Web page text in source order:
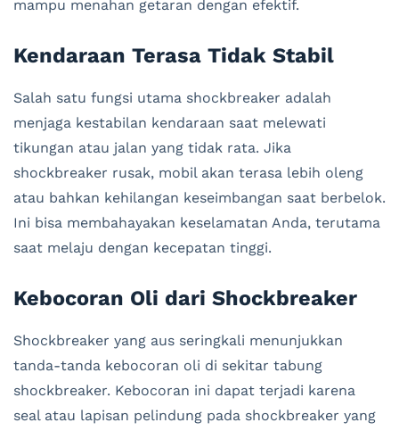
mampu menahan getaran dengan efektif.
Kendaraan Terasa Tidak Stabil
Salah satu fungsi utama shockbreaker adalah
menjaga kestabilan kendaraan saat melewati
tikungan atau jalan yang tidak rata. Jika
shockbreaker rusak, mobil akan terasa lebih oleng
atau bahkan kehilangan keseimbangan saat berbelok.
Ini bisa membahayakan keselamatan Anda, terutama
saat melaju dengan kecepatan tinggi.
Kebocoran Oli dari Shockbreaker
Shockbreaker yang aus seringkali menunjukkan
tanda-tanda kebocoran oli di sekitar tabung
shockbreaker. Kebocoran ini dapat terjadi karena
seal atau lapisan pelindung pada shockbreaker yang